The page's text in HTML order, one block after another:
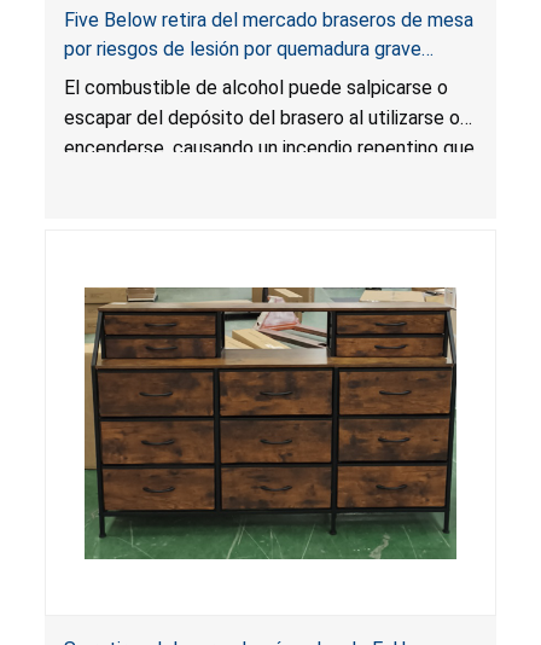
Five Below retira del mercado braseros de mesa
por riesgos de lesión por quemadura grave
causada por fogonazo e incendio
El combustible de alcohol puede salpicarse o
escapar del depósito del brasero al utilizarse o
encenderse, causando un incendio repentino que
incendio.